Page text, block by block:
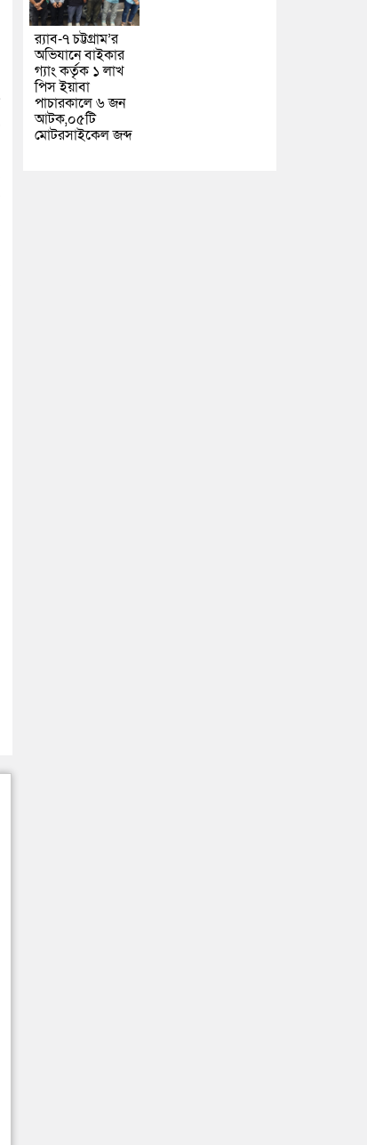
র‌্যাব-৭ চট্টগ্রাম’র
অভিযানে বাইকার
গ্যাং কর্তৃক ১ লাখ
পিস ইয়াবা
পাচারকালে ৬ জন
আটক,০৫টি
মোটরসাইকেল জব্দ